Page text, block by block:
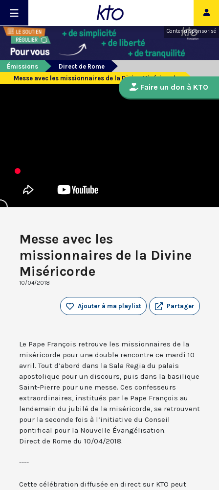
Contenu sponsorisé
Émissions
Direct de Rome
Messe avec les missionnaires de la Divine Miséricorde
Messe avec les
missionnaires de la Divine
Miséricorde
10/04/2018
Partager
Ajouter à ma playlist
Le Pape François retrouve les missionnaires de la
miséricorde pour une double rencontre ce mardi 10
avril. Tout d’abord dans la Sala Regia du palais
apostolique pour un discours, puis dans la basilique
Saint-Pierre pour une messe. Ces confesseurs
extraordinaires, institués par le Pape François au
lendemain du jubilé de la miséricorde, se retrouvent
pour la seconde fois à l’initiative du Conseil
pontifical pour la Nouvelle Évangélisation.
Direct de Rome du 10/04/2018.
----
Cette célébration diffusée en direct sur KTO peut
Faire un don à KTO